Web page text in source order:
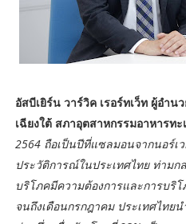
อัสบีเยิร์น วาร์วิค เรอร์ทเว็ท ผู้อำน
เฉียงใต้ สภาอุตสาหกรรมอาหารทะ
2564 ถือเป็นปีที่แซลมอนจากนอร์เ
ประวัติการณ์ในประเทศไทย ท่าม
บริโภคมีความต้องการและการบริ
จนถึงเดือนกรกฎาคม ประเทศไทย